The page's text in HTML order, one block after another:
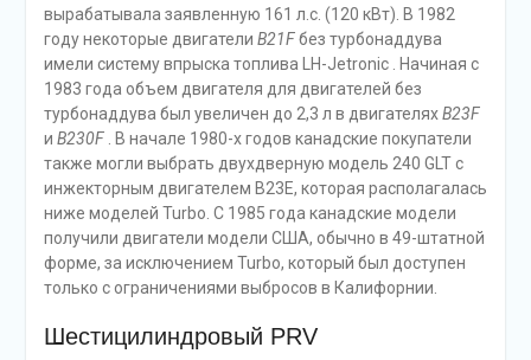
вырабатывала заявленную 161 л.с. (120 кВт). В 1982
году некоторые двигатели B21Fбез турбонаддува
имели систему впрыска топлива LH-Jetronic . Начиная с
1983 года объем двигателя для двигателей без
турбонаддува был увеличен до 2,3 л в двигателяхB23F
и B230F. В начале 1980-х годов канадские покупатели
также могли выбрать двухдверную модель 240 GLT с
инжекторным двигателем B23E, которая располагалась
ниже моделей Turbo. С 1985 года канадские модели
получили двигатели модели США, обычно в 49-штатной
форме, за исключением Turbo, который был доступен
только с ограничениями выбросов в Калифорнии.
Шестицилиндровый PRV